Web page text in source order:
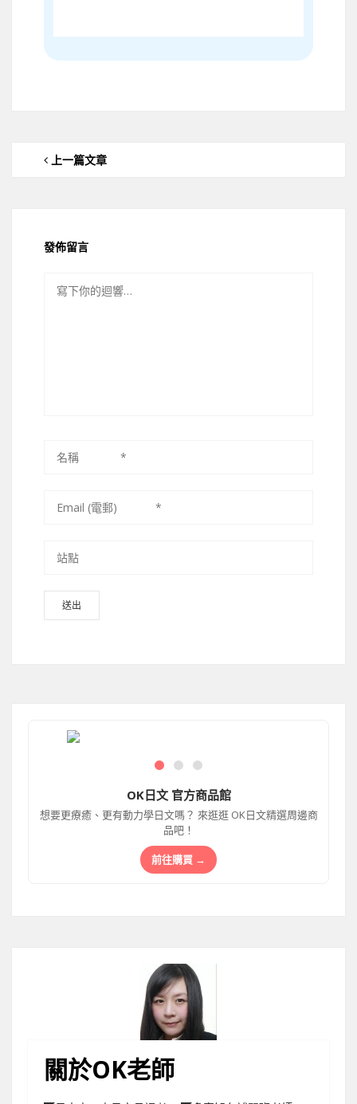
上一篇文章
發佈留言
OK日文 官方商品館
想要更療癒、更有動力學日文嗎？ 來逛逛 OK日文精選周邊商
品吧！
前往購買 →
關於OK老師